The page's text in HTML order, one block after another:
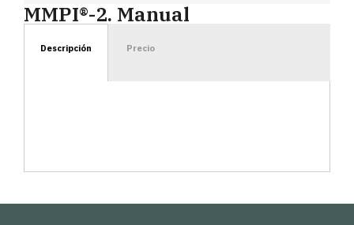
MMPI®-2. Manual
Descripción Precio